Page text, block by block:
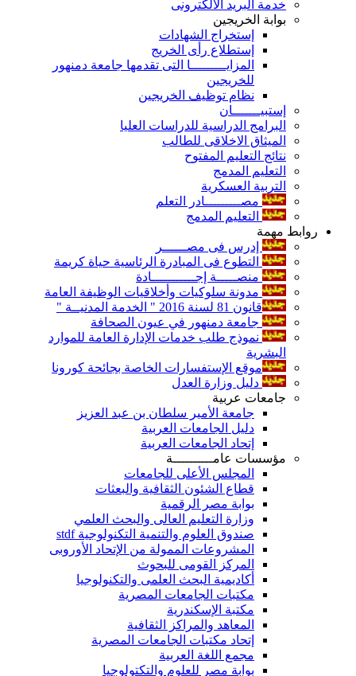
خدمة البريد الالكترونى
بوابة الخريجين
إستخراج الشهادات
إستطلاع رأى الخريج
المزايـــــــــا التى تقدمها جامعة دمنهور
للخريجين
نظام توظيف الخريجين
إستبيـــــــان
البرامج الدراسية للدراسات العليا
الميثاق الاخلاقى للطالب
نتائج التعليم المفتوح
التعليم المدمج
التربية العسكرية
مصـــــــــادر التعلم
التعليم المدمج
روابط مهمة
إدرس فى مصــــــر
التطوع فى المبادرة الرئاسية حياة كريمة
منصـــــة إجـــــــــــادة
مدونة سلوكيات وأخلاقيات الوظيفة العامة
قانون 81 لسنة 2016 " الخدمة المدنيــة "
جامعة دمنهور في عيون الصحافة
نموذج طلب خدمات الإدارة العامة للموارد
البشرية
موقع الإستفسارات الخاصة بجائحة كورونا
دليل وزارة العدل
جامعات عربية
جامعة الأمير سلطان بن عبد العزيز
دليل الجامعات العربية
إتحاد الجامعات العربية
مؤسسات عامــــــــــة
المجلس الأعلى للجامعات
قطاع الشئون الثقافية والبعثات
بوابة مصر الرقمية
وزارة التعليم العالى والبحث العلمي
صندوق العلوم والتنمية التكنولوجية stdf
المشروعات الممولة من الإتحاد الأوروبى
المركز القومى للبحوث
أكاديمية البحث العلمى والتكنولوجيا
مكتبات الجامعات المصرية
مكتبة الإسكندرية
المعاهد والمراكز الثقافية
إتحاد مكتبات الجامعات المصرية
مجمع اللغة العربية
بوابة مصر للعلوم والتكتولوجيا